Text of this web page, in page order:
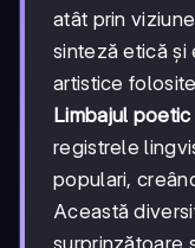
atât prin
sinteză etică și
artistice
Limbajul
registrele
populari,
Această
surprinzătoare